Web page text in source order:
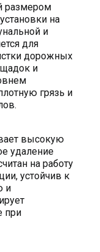
размером
на
и
для
дорожных
и
грязь и
высокую
удаление
на работу
устойчив к
и
при